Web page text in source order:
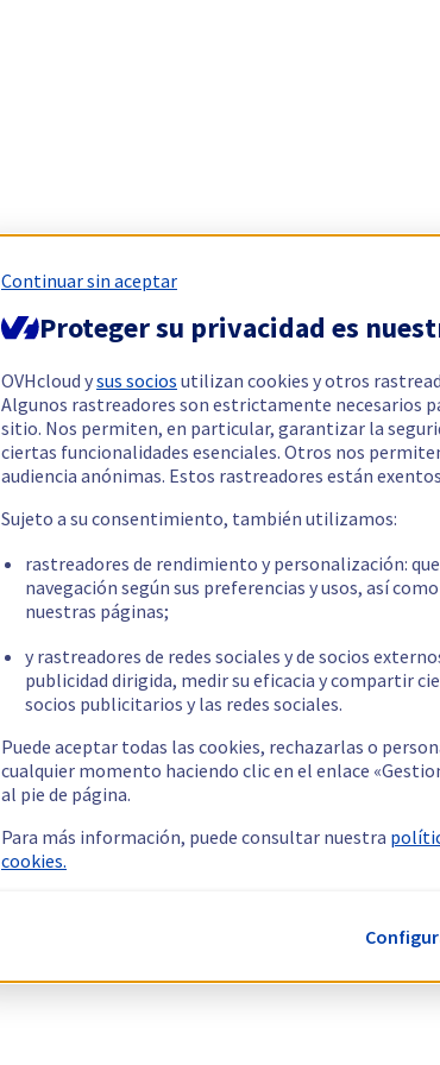
Continuar sin aceptar
Proteger su privacidad es
OVHcloud ysus socios utilizan cookies y otros
Algunos rastreadores son estrictamente necesarios
sitio. Nos permiten, en particular, garantizar la
ciertas funcionalidades esenciales. Otros nos
audiencia anónimas. Estos rastreadores están
Sujeto a su consentimiento, también utilizamos:
rastreadores de rendimiento y personalización:
navegación según sus preferencias y usos, así
nuestras páginas;
y rastreadores de redes sociales y de socios
publicidad dirigida, medir su eficacia y compartir
socios publicitarios y las redes sociales.
Puede aceptar todas las cookies, rechazarlas o
cualquier momento haciendo clic en el enlace
al pie de página.
Para más información, puede consultar nuestra
cookies.